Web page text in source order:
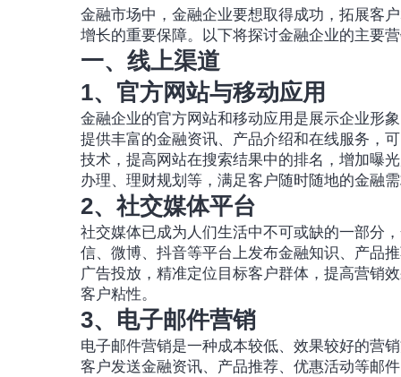
金融市场中，金融企业要想取得成功，拓展客
增长的重要保障。以下将探讨金融企业的主要
一、线上渠道
1、官方网站与移动应用
金融企业的官方网站和移动应用是展示企业形
提供丰富的金融资讯、产品介绍和在线服务，
技术，提高网站在搜索结果中的排名，增加曝
办理、理财规划等，满足客户随时随地的金融
2、社交媒体平台
社交媒体已成为人们生活中不可或缺的一部分
信、微博、抖音等平台上发布金融知识、产品
广告投放，精准定位目标客户群体，提高营销
客户粘性。
3、电子邮件营销
电子邮件营销是一种成本较低、效果较好的营
客户发送金融资讯、产品推荐、优惠活动等邮